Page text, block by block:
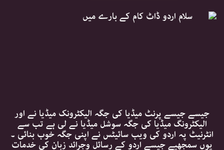
جیسے جیسے پرنٹ میڈیا کی جگہ الیکٹرونک میڈیا نے اور
الیکٹرونگ میڈیا کی جگہ سوشل میڈیا نے لی ہے تب سے
انٹرنیٹ پہ اردو کی ویب سائیٹس نے اپنی جگہ خوب بنائی ۔
یوں سمجھیے جیسے اردو کے رسائل وجرائد زبان کی خدمات